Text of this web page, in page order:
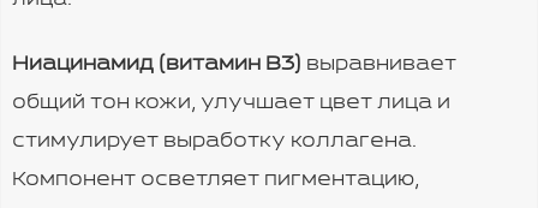
Ниацинамид (витамин B3) выравнивает
общий тон кожи, улучшает цвет лица и
стимулирует выработку коллагена.
Компонент осветляет пигментацию,